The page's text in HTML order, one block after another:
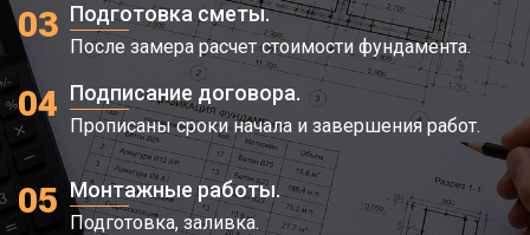
03 Подготовка сметы.
После замера расчет стоимости фундамента.
04 Подписание договора.
Прописаны сроки начала и завершения работ.
05 Монтажные работы.
Подготовка, заливка.